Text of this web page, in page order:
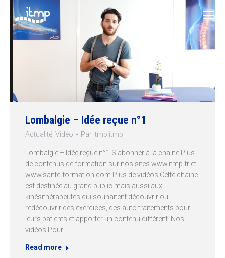
Lombalgie – Idée reçue n°1
Actualité Vidéo Par itmp itmp
Lombalgie – Idée reçue n°1 S’abonner à la chaine Plus
de contenus de formation sur nos sites www.itmp.fr et
www.sante-formation.com Plus de vidéos Cette chaine
est destinée au grand public mais aussi aux
kinésithérapeutes qui souhaitent découvrir ou
redécouvrir des exercices, des auto traitements pour
leurs patients et apporter un contenu différent. Nos
vidéos Pour…
Read more